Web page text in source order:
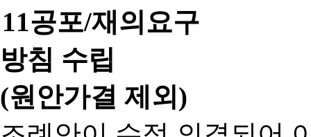
11공포/재의요구
방침 수립
(원안가결 제외)